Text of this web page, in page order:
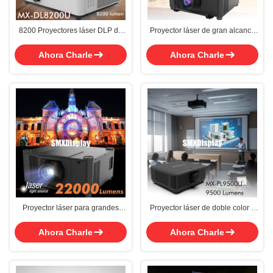
8200 Proyectores láser DLP de
Ahora Charle
Proyector láser de gran alcance
Ahora Charle
Proyector láser para grandes
lúmenes, lentes motorizadas para
mapeo 3D
Ahora Charle
Proyector láser de doble color y
salas de reuniones grandes
Ahora Charle